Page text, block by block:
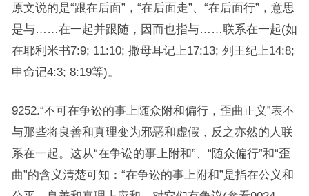
原文说的是“跟在后面”，“在后面走”、“在后面行”，意思
是与……在一起并跟随，因而也指与……联系在一起(如
在耶利米书7:9; 11:10; 撒母耳记上17:13; 列王纪上14:8;
申命记4:3; 8:19等)。
9252.“不可在争讼的事上随众附和偏行，歪曲正义”表不
与那些将良善和真理变为邪恶和虚假，反之亦然的人联
系在一起。这从“在争讼的事上附和”、“随众偏行”和“歪
曲”的含义清楚可知：“在争讼的事上附和”是指在公义和